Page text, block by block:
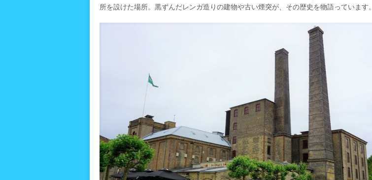
所を設けた場所。黒ずんだレンガ造りの建物や古い煙突が、その歴史を物語っています。